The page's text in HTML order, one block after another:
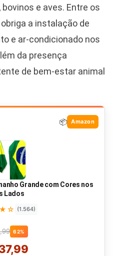
e aves. Entre os
a instalação de
e ar-condicionado nos
da presença
de bem-estar animal
📦 Amazon
Grande com Cores nos
Lados
(1.564)
62%